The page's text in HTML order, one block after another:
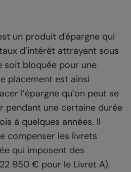
un produit d'épargne qui
d’intérêt attrayant sous
soit bloquée pour une
placement est ainsi
l’épargne qu’on peut se
pendant une certaine durée
à quelques années. Il
compenser les livrets
qui imposent des
950 € pour le Livret A).